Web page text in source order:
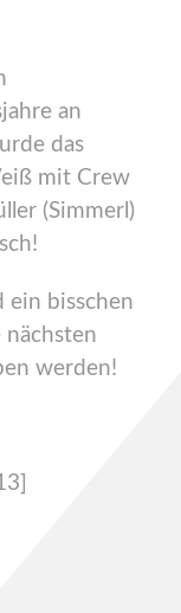
an
das
mit Crew
(Simmerl)
ein bisschen
werden!